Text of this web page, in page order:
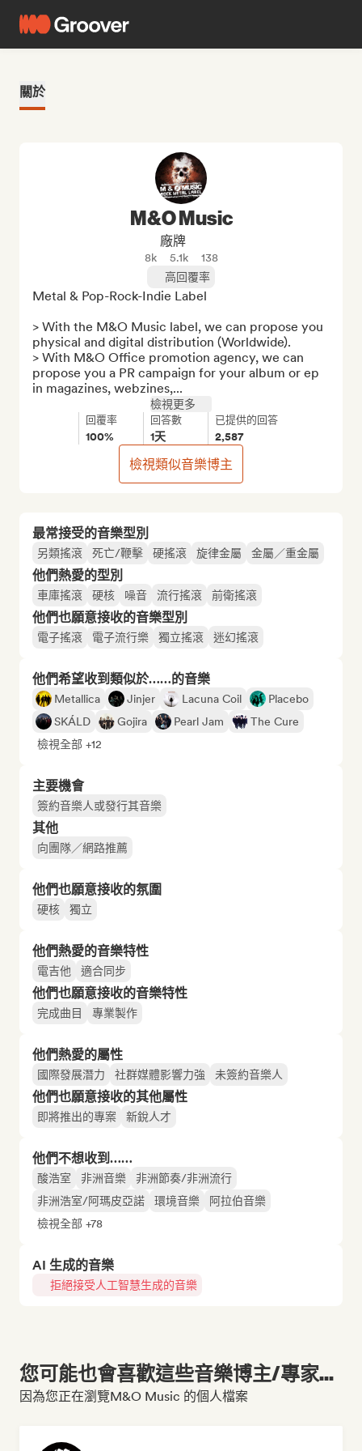
關於
最常接受的音樂型別
另類搖滾 死亡/鞭擊 硬搖滾 旋律金屬 金屬／重金屬
他們熱愛的型別
車庫搖滾 硬核 噪音 流行搖滾 前衛搖滾
他們也願意接收的音樂型別
電子搖滾 電子流行樂 獨立搖滾 迷幻搖滾
他們希望收到類似於……的音樂
Metallica Jinjer Lacuna Coil
Placebo
SKÁLD
Gojira Pearl Jam
The Cure
檢視全部 +12
主要機會
簽約音樂人或發行其音樂
其他
向團隊／網路推薦
他們也願意接收的氛圍
硬核 獨立
他們熱愛的音樂特性
電吉他 適合同步
他們也願意接收的音樂特性
完成曲目 專業製作
他們熱愛的屬性
國際發展潛力 社群媒體影響力強 未簽約音樂人
他們也願意接收的其他屬性
即將推出的專案 新銳人才
他們不想收到……
酸浩室 非洲音樂
非洲節奏/非洲流行
非洲浩室/阿瑪皮亞諾
環境音樂
阿拉伯音樂
檢視全部 +78
AI 生成的音樂
拒絕接受人工智慧生成的音樂
M&O Music
廠牌
8k 5.1k
138
高回覆率
Metal & Pop-Rock-Indie Label
> With the M&O Music label, we can propose you
physical and digital distribution (Worldwide).
> With M&O Office promotion agency, we can
propose you a PR campaign for your album or ep
in magazines, webzines,...
檢視更多
回覆率
100%
回答數
1天
已提供的回答
2,587
檢視類似音樂博主
您可能也會喜歡這些音樂博主/專家...
因為您正在瀏覽M&O Music 的個人檔案